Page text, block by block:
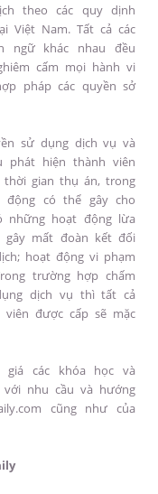
theo các quy dịnh
Việt Nam. Tất cả các
ngữ khác nhau đều
cấm mọi hành vi
pháp các quyền sở
sử dụng dịch vụ và
phát hiện thành viên
gian thụ án, trong
có thể gây cho
những hoạt động lừa
gây mất đoàn kết đối
hoạt động vi phạm
trường hợp chấm
dịch vụ thì tất cả
viên được cấp sẽ mặc
giá các khóa học và
nhu cầu và hướng
cũng như của